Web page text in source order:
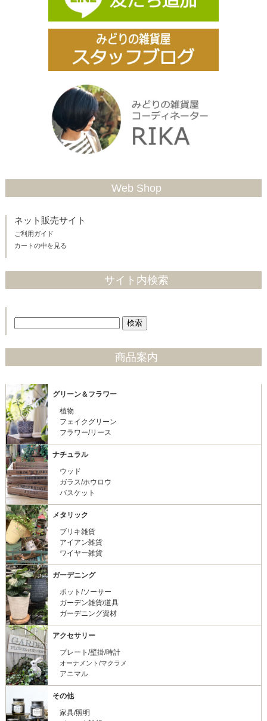
Web Shop
ネット販売サイト
ご利用ガイド
カートの中を見る
サイト内検索
商品案内
グリーン＆フラワー
植物
フェイクグリーン
フラワー/リース
ナチュラル
ウッド
ガラス/ホウロウ
バスケット
メタリック
ブリキ雑貨
アイアン雑貨
ワイヤー雑貨
ガーデニング
ポット/ソーサー
ガーデン雑貨/道具
ガーデニング資材
アクセサリー
プレート/壁掛/時計
オーナメント/マクラメ
アニマル
その他
家具/照明